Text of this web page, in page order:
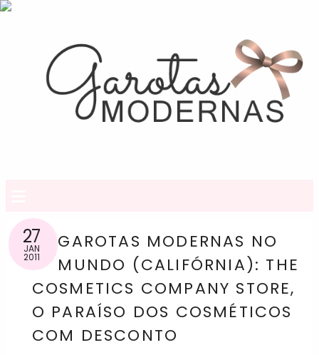
27
JAN
2011
GAROTAS MODERNAS NO
MUNDO (CALIFÓRNIA): THE
COSMETICS COMPANY STORE,
O PARAÍSO DOS COSMÉTICOS
COM DESCONTO